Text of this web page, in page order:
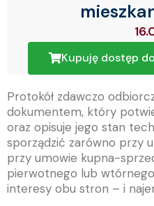
Kupuję dostęp
Protokół zdawczo
dokumentem, który
oraz opisuje jego stan
sporządzić zarówno przy
przy umowie kupna-
pierwotnego lub
interesy obu stron – i